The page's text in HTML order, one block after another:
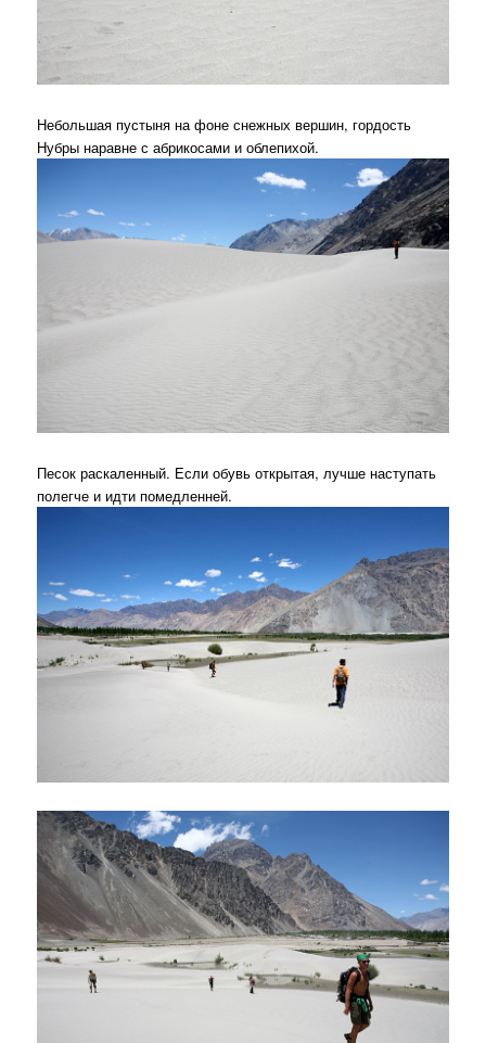
Небольшая пустыня на фоне снежных вершин, гордость
Нубры наравне с абрикосами и облепихой.
Песок раскаленный. Если обувь открытая, лучше наступать
полегче и идти помедленней.